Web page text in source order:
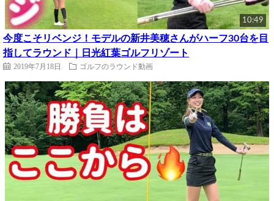
10:49
今度こそリベンジ！モデルの新井美穂さんがハーフ30台を目
指してラウンド｜日光紅葉ゴルフリゾート
2019年7月18日 ゴルフのラウンド動画